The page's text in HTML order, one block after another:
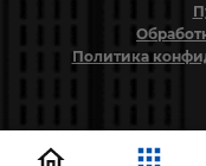
Политика